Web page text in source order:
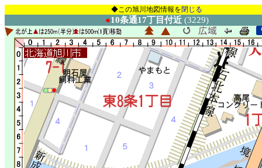
◆この旭川地図情報を閉じる
●10条通17丁目付近(3229)